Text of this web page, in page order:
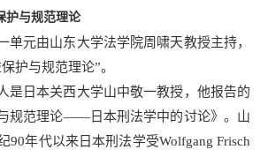
护与规范理论
单元由山东大学法学院周啸天教授主持，
护与规范理论”。
是日本关西大学山中敬一教授，他报告的
规范理论——日本刑法学中的讨论》。山
90年代以来日本刑法学受Wolfgang Frisch